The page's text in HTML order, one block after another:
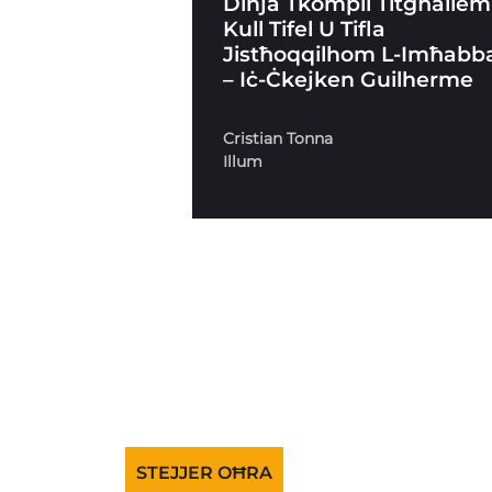
Kull Tifel U Tifla
Jistħoqqilhom L-
– Iċ-Ċkejken Guilherme
Cristian Tonna
Illum
STEJJER OĦRA